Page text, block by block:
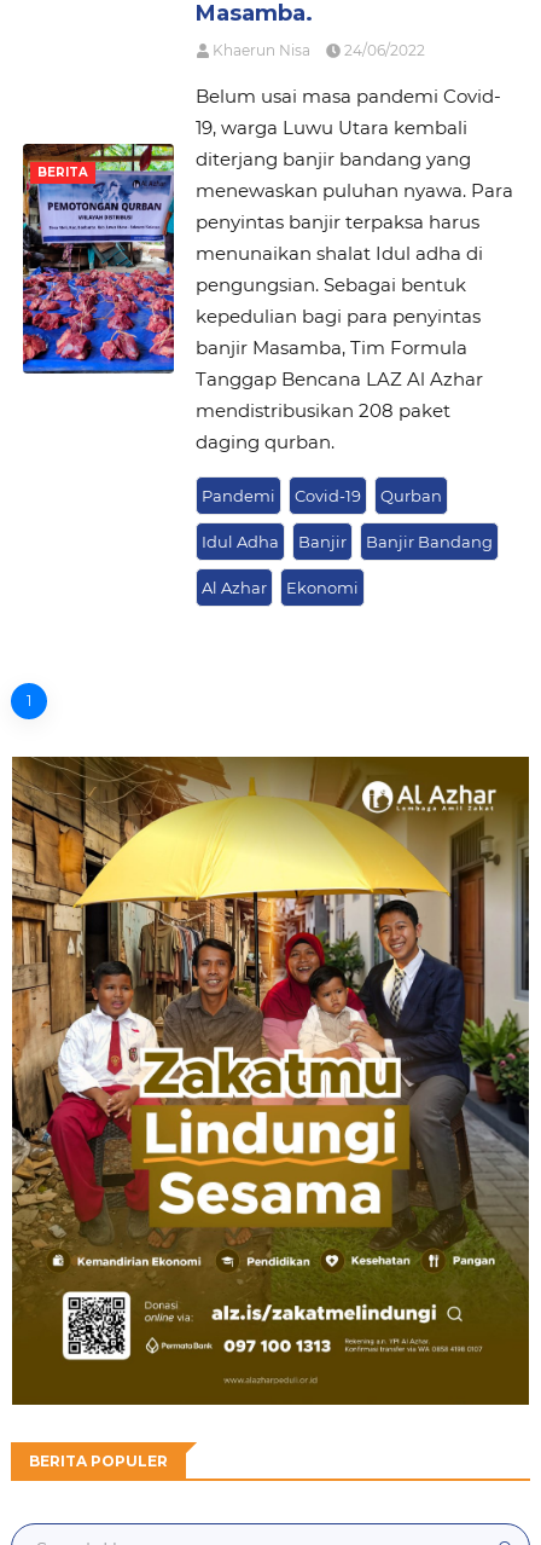
BERITA
Masamba.
Khaerun Nisa 24/06/2022
Belum usai masa pandemi Covid-
19, warga Luwu Utara kembali
diterjang banjir bandang yang
menewaskan puluhan nyawa. Para
penyintas banjir terpaksa harus
menunaikan shalat Idul adha di
pengungsian. Sebagai bentuk
kepedulian bagi para penyintas
banjir Masamba, Tim Formula
Tanggap Bencana LAZ Al Azhar
mendistribusikan 208 paket
daging qurban.
Pandemi Covid-19 Qurban
Idul Adha Banjir Banjir Bandang
Al Azhar Ekonomi
1
BERITA POPULER